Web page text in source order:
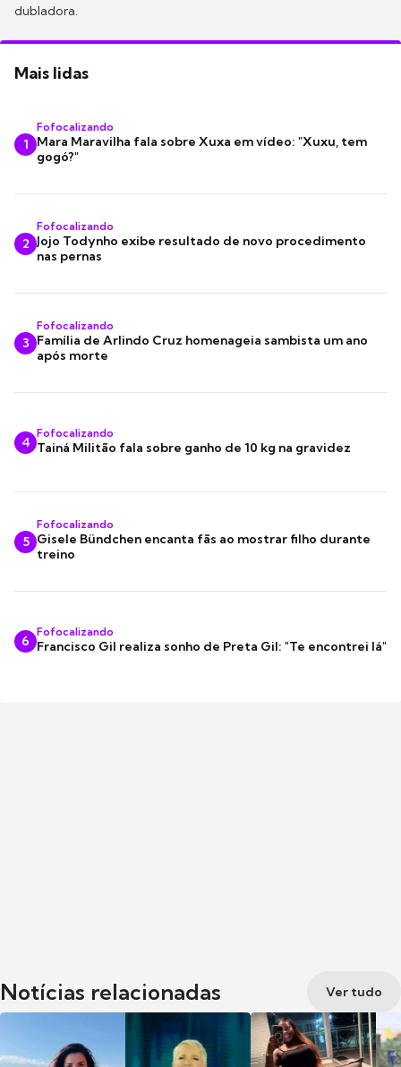
dubladora.
Mais lidas
1
Fofocalizando
Mara Maravilha fala sobre Xuxa em vídeo: "Xuxu, tem
gogó?"
2
Fofocalizando
Jojo Todynho exibe resultado de novo procedimento
nas pernas
3
Fofocalizando
Família de Arlindo Cruz homenageia sambista um ano
após morte
4
Fofocalizando
Tainá Militão fala sobre ganho de 10 kg na gravidez
5
Fofocalizando
Gisele Bündchen encanta fãs ao mostrar filho durante
treino
6
Fofocalizando
Francisco Gil realiza sonho de Preta Gil: "Te encontrei lá"
Notícias relacionadas Ver tudo